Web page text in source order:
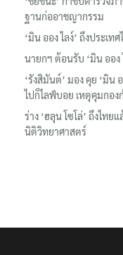
ฐานก่ออาชญากรรม
‘มิน ออง ไลง์’ ถึงประเ
นายกฯ ต้อนรับ ‘มิน ออง
‘รังสิมันต์’ มอง คุย ‘มิ
ไปก็ไลฟ์บอย เหตุคุมกอง
ร่าง ‘ฮลุน โซโล่’ ถึงไท
นิติวิทยาศาสตร์